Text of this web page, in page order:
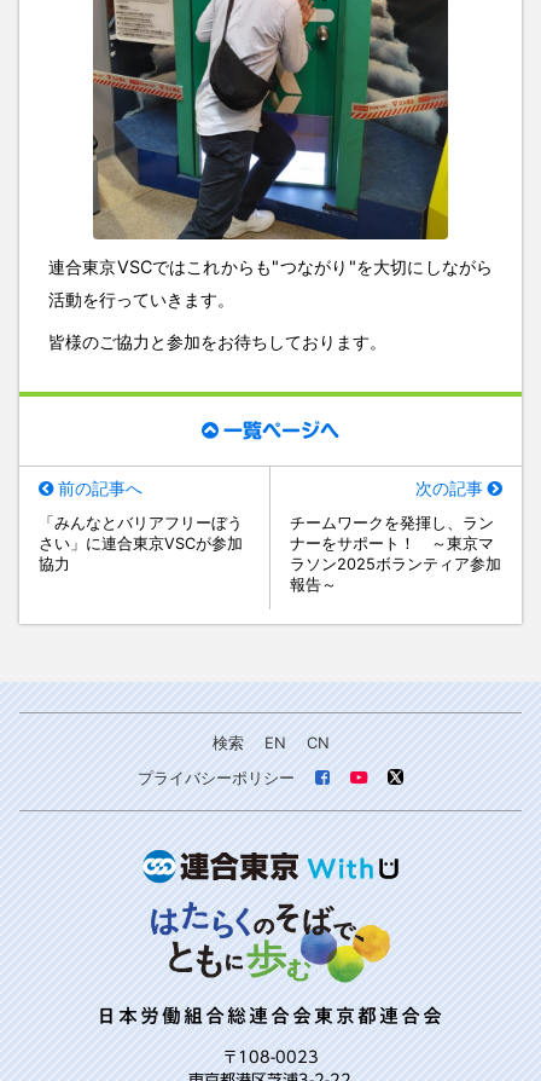
連合東京VSCではこれからも"つながり"を大切にしながら
活動を行っていきます。
皆様のご協力と参加をお待ちしております。
一覧ページへ
前の記事へ
「みんなとバリアフリーぼう
さい」に連合東京VSCが参加
協力
次の記事
チームワークを発揮し、ラン
ナーをサポート！ ～東京マ
ラソン2025ボランティア参加
報告～
検索 EN
CN
プライバシーポリシー
日本労働組合総連合会東京都連合会
〒108-0023